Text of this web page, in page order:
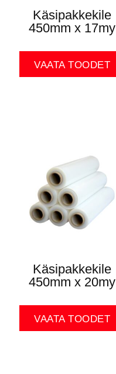
Käsipakkekile
450mm x 17my
VAATA TOODET
Käsipakkekile
450mm x 20my
VAATA TOODET